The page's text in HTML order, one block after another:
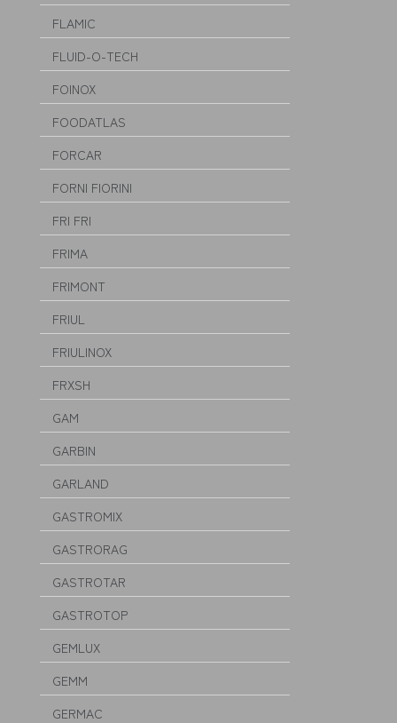
FLAMIC
FLUID-O-TECH
FOINOX
FOODATLAS
FORCAR
FORNI FIORINI
FRI FRI
FRIMA
FRIMONT
FRIUL
FRIULINOX
FRXSH
GAM
GARBIN
GARLAND
GASTROMIX
GASTRORAG
GASTROTAR
GASTROTOP
GEMLUX
GEMM
GERMAC